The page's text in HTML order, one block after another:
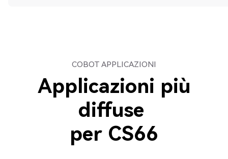
COBOT APPLICAZIONI
Applicazioni più
diffuse
per CS66